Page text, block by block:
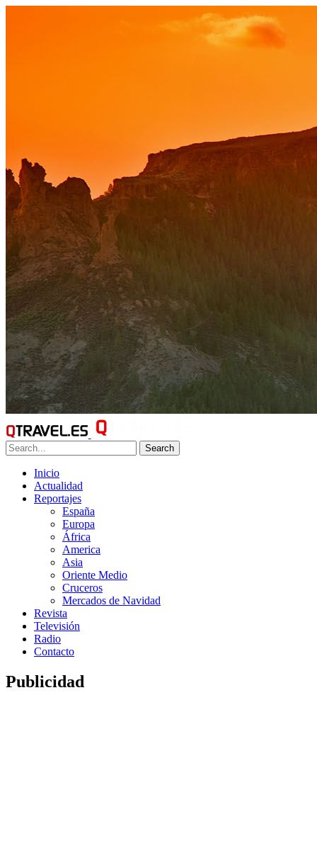
Search
Inicio
Actualidad
Reportajes
España
Europa
África
America
Asia
Oriente Medio
Cruceros
Mercados de Navidad
Revista
Televisión
Radio
Contacto
Publicidad